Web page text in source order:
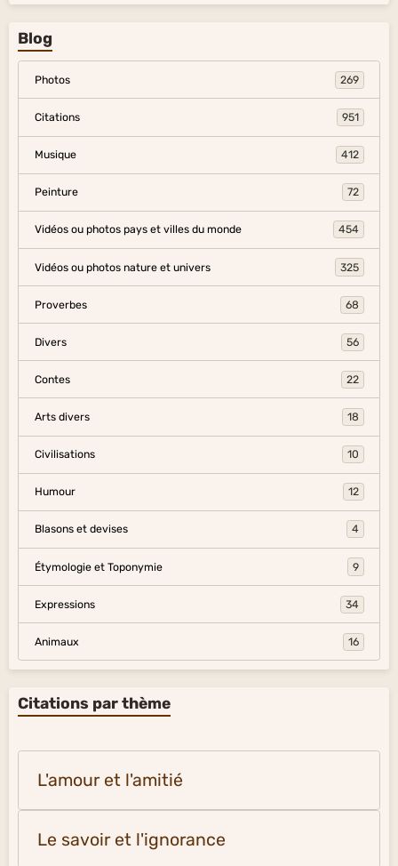
Blog
Photos 269
Citations 951
Musique 412
Peinture 72
Vidéos ou photos pays et villes du monde 454
Vidéos ou photos nature et univers 325
Proverbes 68
Divers 56
Contes 22
Arts divers 18
Civilisations 10
Humour 12
Blasons et devises 4
Étymologie et Toponymie 9
Expressions 34
Animaux 16
Citations par thème
L'amour et l'amitié
Le savoir et l'ignorance